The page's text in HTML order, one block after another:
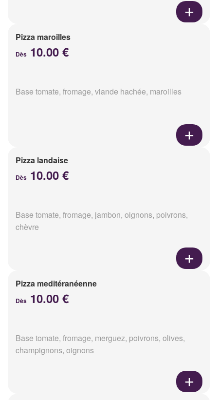
Pizza maroilles
Dès 10.00 €
Base tomate, fromage, viande hachée, maroilles
Pizza landaise
Dès 10.00 €
Base tomate, fromage, jambon, oignons, poivrons,
chèvre
Pizza meditéranéenne
Dès 10.00 €
Base tomate, fromage, merguez, poivrons, olives,
champignons, oignons